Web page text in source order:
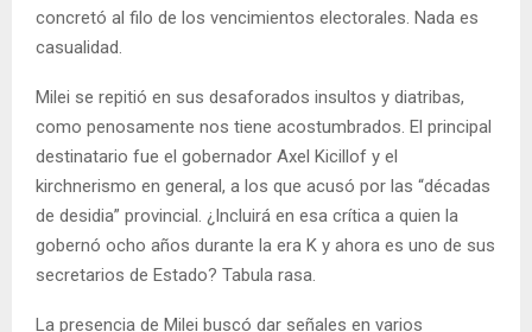
concretó al filo de los vencimientos electorales. Nada es
casualidad.
Milei se repitió en sus desaforados insultos y diatribas,
como penosamente nos tiene acostumbrados. El principal
destinatario fue el gobernador Axel Kicillof y el
kirchnerismo en general, a los que acusó por las “décadas
de desidia” provincial. ¿Incluirá en esa crítica a quien la
gobernó ocho años durante la era K y ahora es uno de sus
secretarios de Estado? Tabula rasa.
La presencia de Milei buscó dar señales en varios